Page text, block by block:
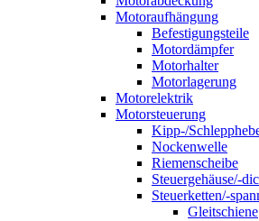
Motoraufhängung
Befestigungsteile
Motordämpfer
Motorhalter
Motorlagerung
Motorelektrik
Motorsteuerung
Kipp-/
Nockenwelle
Riemenscheibe
Steuergehäuse/-
Steuerketten/-
Gleitschiene